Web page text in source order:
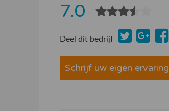
7.0
Deel dit bedrijf
Schrijf uw eigen ervaring